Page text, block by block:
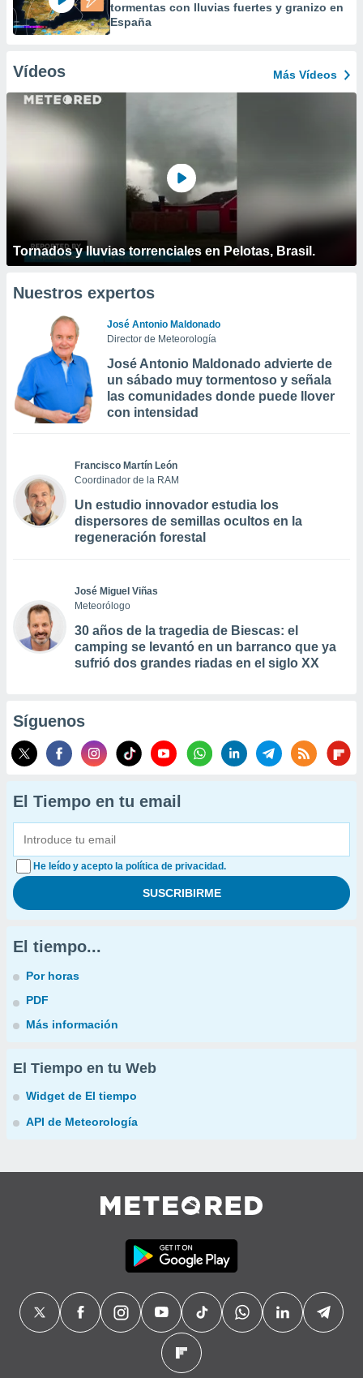
tormentas con lluvias fuertes y granizo en
España
Vídeos Más Vídeos
Tornados y lluvias torrenciales en Pelotas, Brasil.
Nuestros expertos
José Antonio Maldonado
Director de Meteorología
José Antonio Maldonado advierte de
un sábado muy tormentoso y señala
las comunidades donde puede llover
con intensidad
Francisco Martín León
Coordinador de la RAM
Un estudio innovador estudia los
dispersores de semillas ocultos en la
regeneración forestal
José Miguel Viñas
Meteorólogo
30 años de la tragedia de Biescas: el
camping se levantó en un barranco que ya
sufrió dos grandes riadas en el siglo XX
Síguenos
El Tiempo en tu email
He leído y acepto la política de privacidad.
El tiempo...
Por horas
PDF
Más información
El Tiempo en tu Web
Widget de El tiempo
API de Meteorología